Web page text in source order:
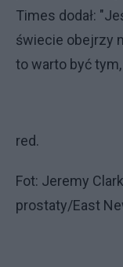
Times dodał:
świecie obejrzy
to warto być
red.
Fot: Jeremy
prostaty/East